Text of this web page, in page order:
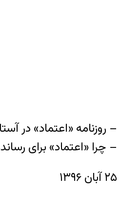
– روزنامه «اعتماد» در
– چرا «اعتماد» برای
۲۵ آبان ۱۳۹۶